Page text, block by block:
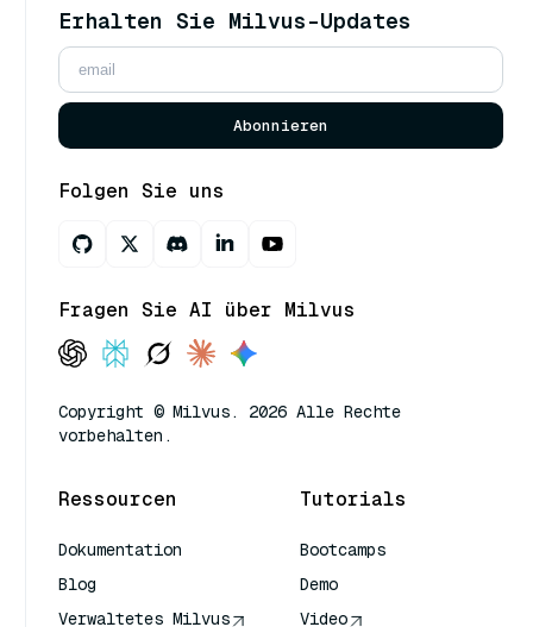
Erhalten Sie Milvus-Updates
Abonnieren
Folgen Sie uns
Fragen Sie AI über Milvus
Copyright © Milvus. 2026 Alle Rechte
vorbehalten.
Ressourcen
Dokumentation
Blog
Verwaltetes Milvus
Tutorials
Bootcamps
Demo
Video